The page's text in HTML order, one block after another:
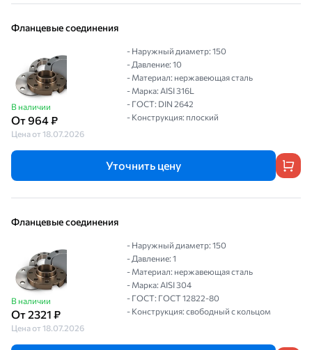
Фланцевые соединения
В наличии
От 964 ₽
Цена от 18.07.2026
- Наружный диаметр: 150
- Давление: 10
- Материал: нержавеющая сталь
- Марка: AISI 316L
- ГОСТ: DIN 2642
- Конструкция: плоский
Уточнить цену
Фланцевые соединения
В наличии
От 2321 ₽
Цена от 18.07.2026
- Наружный диаметр: 150
- Давление: 1
- Материал: нержавеющая сталь
- Марка: AISI 304
- ГОСТ: ГОСТ 12822-80
- Конструкция: свободный с кольцом